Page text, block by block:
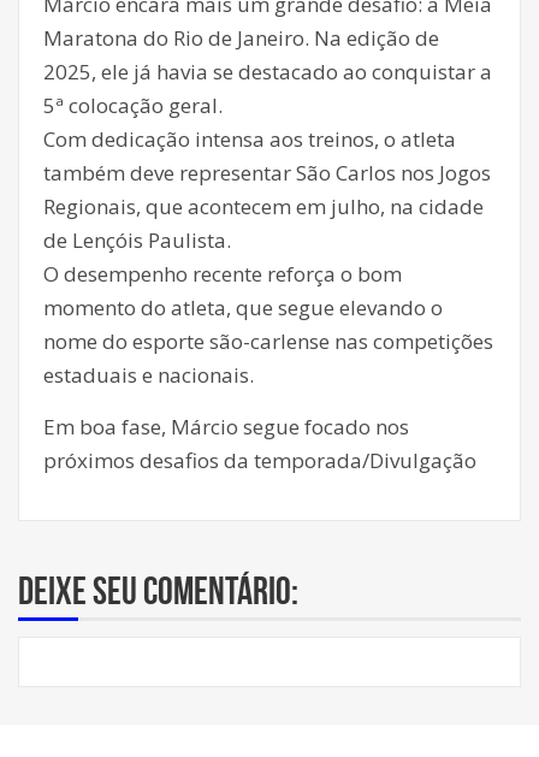
Maratona do Rio de Janeiro. Na edição de
2025, ele já havia se destacado ao conquistar a
5ª colocação geral.
Com dedicação intensa aos treinos, o atleta
também deve representar São Carlos nos Jogos
Regionais, que acontecem em julho, na cidade
de Lençóis Paulista.
O desempenho recente reforça o bom
momento do atleta, que segue elevando o
nome do esporte são-carlense nas competições
estaduais e nacionais.
Em boa fase, Márcio segue focado nos
próximos desafios da temporada/Divulgação
Deixe seu comentário: